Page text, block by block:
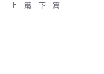
上一篇
下一篇